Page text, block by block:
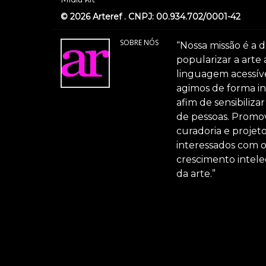
© 2026 Arteref . CNPJ: 00.934.702/0001-42
SOBRE NÓS
“Nossa missão é
popularizar a arte
linguagem
agimos de forma
afim de
de pessoas.
curadoria e
interessados com
crescimento
da arte.”